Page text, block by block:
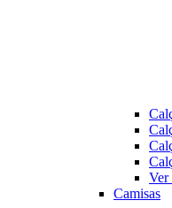
Ver
Camisas